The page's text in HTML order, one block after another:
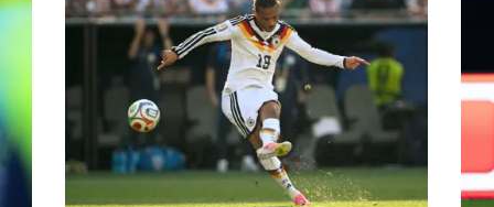
Aston Martin Valiant: على هوى الأبطال